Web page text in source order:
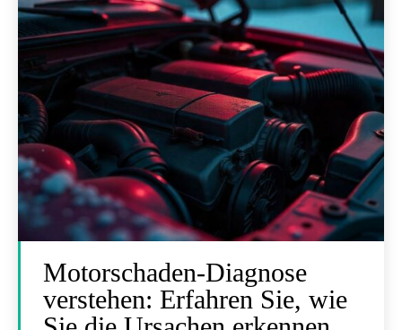
Motorschaden-Diagnose
verstehen: Erfahren Sie, wie